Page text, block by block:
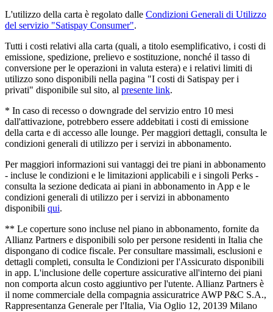
L'utilizzo della carta è regolato dalle Condizioni Generali di Utilizzo
del servizio "Satispay Consumer".
Tutti i costi relativi alla carta (quali, a titolo esemplificativo, i costi di
emissione, spedizione, prelievo e sostituzione, nonché il tasso di
conversione per le operazioni in valuta estera) e i relativi limiti di
utilizzo sono disponibili nella pagina "I costi di Satispay per i
privati" disponibile sul sito, al presente link.
* In caso di recesso o downgrade del servizio entro 10 mesi
dall'attivazione, potrebbero essere addebitati i costi di emissione
della carta e di accesso alle lounge. Per maggiori dettagli, consulta le
condizioni generali di utilizzo per i servizi in abbonamento.
Per maggiori informazioni sui vantaggi dei tre piani in abbonamento
- incluse le condizioni e le limitazioni applicabili e i singoli Perks -
consulta la sezione dedicata ai piani in abbonamento in App e le
condizioni generali di utilizzo per i servizi in abbonamento
disponibili qui.
** Le coperture sono incluse nel piano in abbonamento, fornite da
Allianz Partners e disponibili solo per persone residenti in Italia che
dispongano di codice fiscale. Per consultare massimali, esclusioni e
dettagli completi, consulta le Condizioni per l'Assicurato disponibili
in app. L'inclusione delle coperture assicurative all'interno dei piani
non comporta alcun costo aggiuntivo per l'utente. Allianz Partners è
il nome commerciale della compagnia assicuratrice AWP P&C S.A.,
Rappresentanza Generale per l'Italia, Via Oglio 12, 20139 Milano